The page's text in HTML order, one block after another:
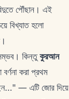
পৌঁছান। এই
বিখ্যাত হলো
কিন্তুকুরআন
করা প্রথম
— এটি জোর দিয়ে